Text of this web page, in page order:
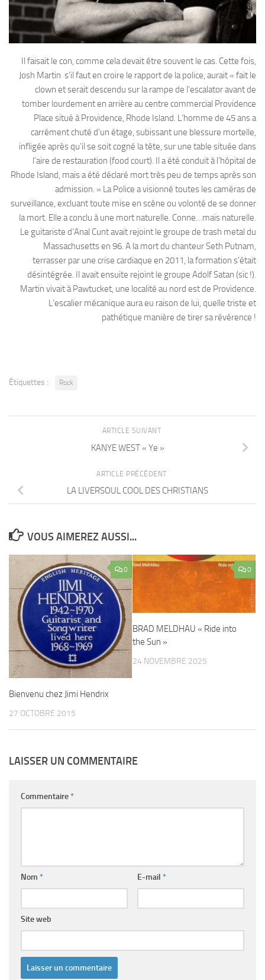
Il faisait le con, comme cela devait être souvent le cas. Cette fois,
Josh Martin s’il faut en croire le rapport de la police, aurait « fait le
clown et serait descendu sur la rampe de l’escalator avant de
tomber lourdement en arrière au centre commercial Providence
Place situé à Providence, Rhode Island. L’homme de 45 ans a
carrément chuté d’un étage, subissant une blessure mortelle,
infligée après qu’il se soit cogné la tête, sur une table située dans
l’aire de restauration (food court). Il a été conduit à l’hôpital de
Rhode Island, mais a été déclaré mort très peu de temps après son
admission. » La Police a visionné toutes les caméras de
surveillance, excluant toute mise en scène ou volonté de se donner
la mort. Elle a conclu à une mort naturelle. Conne…mais naturelle.
Le guitariste d’Anal Cunt avait rejoint le groupe de trash metal du
Massachusetts en 96. A la mort du chanteur Seth Putnam,
terrasser par une crise cardiaque en 2011, la formation s’était
désintégrée. Il avait ensuite rejoint le groupe Adolf Satan (sic !).
Martin vivait à Pawtucket, une localité au nord est de Providence.
L’escalier mécanique aura eu raison de lui, quelle triste et
pathétique manière de tirer sa révérence !
Étiquettes : Rock
ARTICLE SUIVANT
KANYE WEST « Ye »
ARTICLE PRÉCÉDENT
LA LIVERSOUL COOL DES CHRISTIANS
VOUS AIMEREZ AUSSI...
0
Bienvenu chez Jimi Hendrix
27 OCTOBRE 2015
0
BRAD MELDHAU « Ride into
the Sun »
24 NOVEMBRE 2025
LAISSER UN COMMENTAIRE
Commentaire*
Nom * E-mail *
Site web